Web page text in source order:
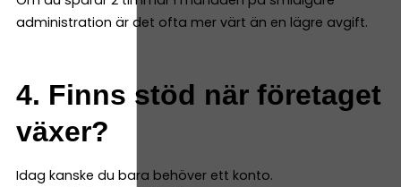
administration är det ofta mer värt än en lägre avgift.
4. Finns stöd när företaget
växer?
Idag kanske du bara behöver ett konto.